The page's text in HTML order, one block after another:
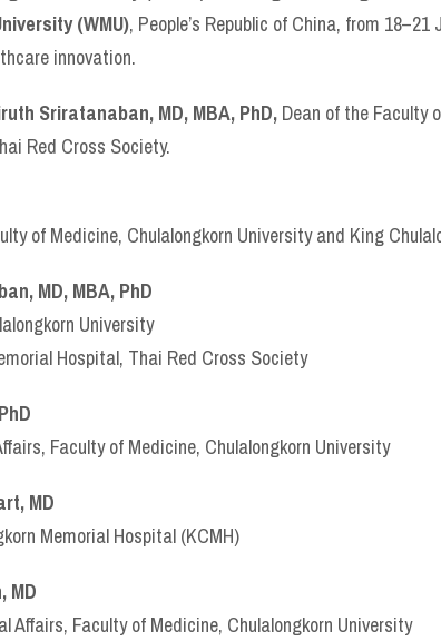
(WMU), People’s Republic of China, from
innovation.
Sriratanaban, MD, MBA, PhD, Dean of the Faculty
Red Cross Society.
of Medicine, Chulalongkorn University and King
MD, MBA, PhD
University
Hospital, Thai Red Cross Society
Faculty of Medicine, Chulalongkorn University
MD
Memorial Hospital (KCMH)
MD
Affairs, Faculty of Medicine, Chulalongkorn University